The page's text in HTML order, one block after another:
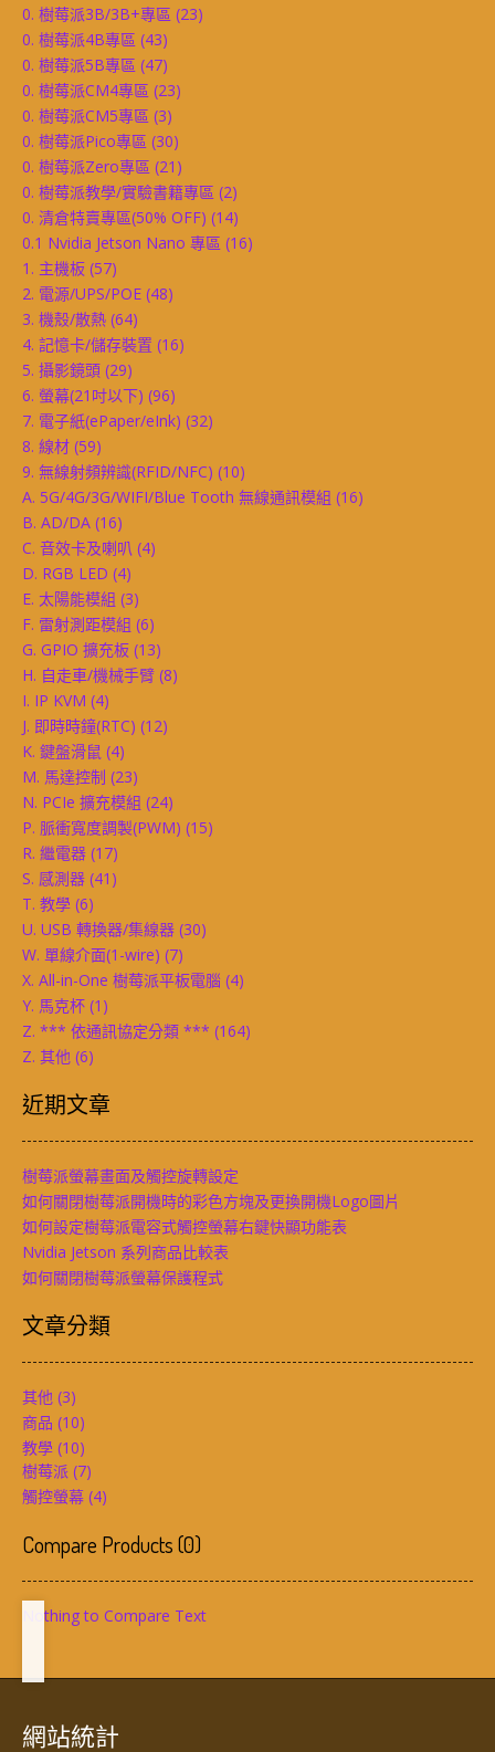
0. 樹莓派3B/3B+專區 (23)
0. 樹莓派4B專區 (43)
0. 樹莓派5B專區 (47)
0. 樹莓派CM4專區 (23)
0. 樹莓派CM5專區 (3)
0. 樹莓派Pico專區 (30)
0. 樹莓派Zero專區 (21)
0. 樹莓派教學/實驗書籍專區 (2)
0. 清倉特賣專區(50% OFF) (14)
0.1 Nvidia Jetson Nano 專區 (16)
1. 主機板 (57)
2. 電源/UPS/POE (48)
3. 機殼/散熱 (64)
4. 記憶卡/儲存裝置 (16)
5. 攝影鏡頭 (29)
6. 螢幕(21吋以下) (96)
7. 電子紙(ePaper/eInk) (32)
8. 線材 (59)
9. 無線射頻辨識(RFID/NFC) (10)
A. 5G/4G/3G/WIFI/Blue Tooth 無線通訊模組 (16)
B. AD/DA (16)
C. 音效卡及喇叭 (4)
D. RGB LED (4)
E. 太陽能模組 (3)
F. 雷射測距模組 (6)
G. GPIO 擴充板 (13)
H. 自走車/機械手臂 (8)
I. IP KVM (4)
J. 即時時鐘(RTC) (12)
K. 鍵盤滑鼠 (4)
M. 馬達控制 (23)
N. PCIe 擴充模組 (24)
P. 脈衝寬度調製(PWM) (15)
R. 繼電器 (17)
S. 感測器 (41)
T. 教學 (6)
U. USB 轉換器/集線器 (30)
W. 單線介面(1-wire) (7)
X. All-in-One 樹莓派平板電腦 (4)
Y. 馬克杯 (1)
Z. *** 依通訊協定分類 *** (164)
Z. 其他 (6)
近期文章
樹莓派螢幕畫面及觸控旋轉設定
如何關閉樹莓派開機時的彩色方塊及更換開機Logo圖片
如何設定樹莓派電容式觸控螢幕右鍵快顯功能表
Nvidia Jetson 系列商品比較表
如何關閉樹莓派螢幕保護程式
文章分類
其他 (3)
商品 (10)
教學 (10)
樹莓派 (7)
觸控螢幕 (4)
Compare Products(0)
Nothing to Compare Text
網站統計